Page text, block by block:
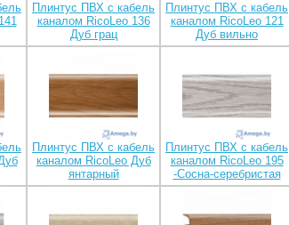
Плинтус ПВХ с кабель
каналом RicoLeo 136
Дуб грац
Плинтус ПВХ с кабель
каналом RicoLeo 121
Дуб вильно
Плинтус ПВХ с кабель
каналом RicoLeo Дуб
янтарный
Плинтус ПВХ с кабель
каналом RicoLeo 195
-Сосна-серебристая